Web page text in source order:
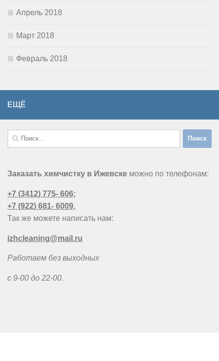
Апрель 2018
Март 2018
Февраль 2018
ЕЩЁ
Найти:
Заказать химчистку в Ижевске можно по телефонам:
+7 (3412) 775- 606;
+7 (922) 681- 6009,
Так же можете написать нам:
izhcleaning@mail.ru
Работаем без выходных
с 9-00 до 22-00.